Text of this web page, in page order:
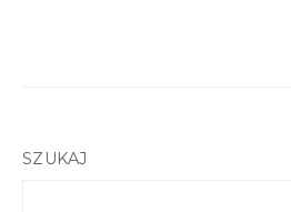
SZUKAJ